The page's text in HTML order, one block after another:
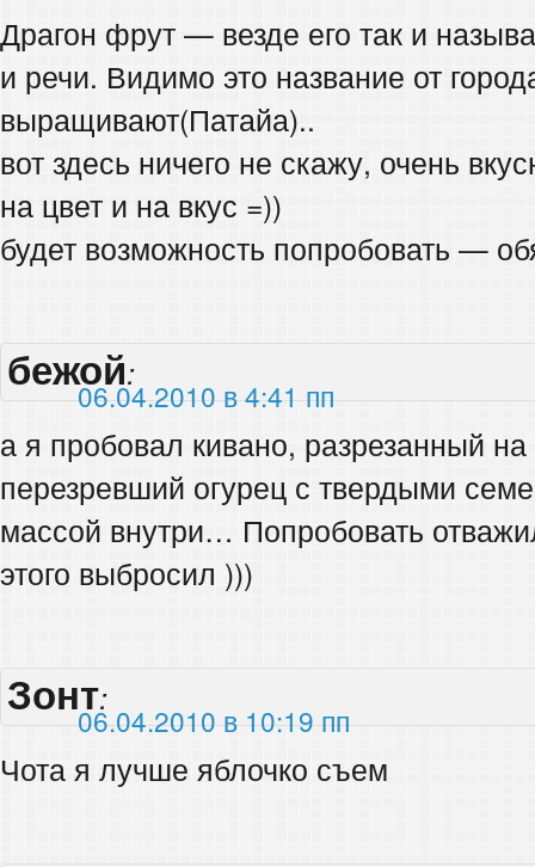
Драгон фрут — везде его так и
и речи. Видимо это название от
выращивают(Патайа)..
вот здесь ничего не скажу, очень
на цвет и на вкус =))
будет возможность попробовать —
бежой:
06.04.2010 в 4:41 пп
а я пробовал кивано, разрезанный
перезревший огурец с твердыми
массой внутри… Попробовать
этого выбросил )))
Зонт:
06.04.2010 в 10:19 пп
Чота я лучше яблочко съем